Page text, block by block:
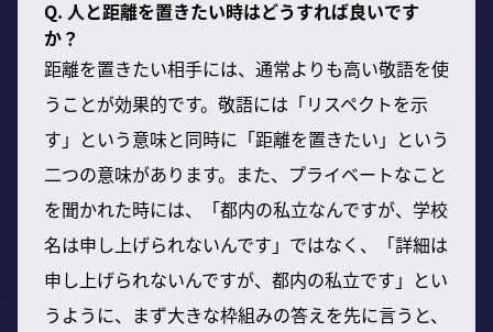
Q. 人と距離を置きたい時はどうすれば良いです
か？
距離を置きたい相手には、通常よりも高い敬語を使
うことが効果的です。敬語には「リスペクトを示
す」という意味と同時に「距離を置きたい」という
二つの意味があります。また、プライベートなこと
を聞かれた時には、「都内の私立なんですが、学校
名は申し上げられないんです」ではなく、「詳細は
申し上げられないんですが、都内の私立です」とい
うように、まず大きな枠組みの答えを先に言うと、